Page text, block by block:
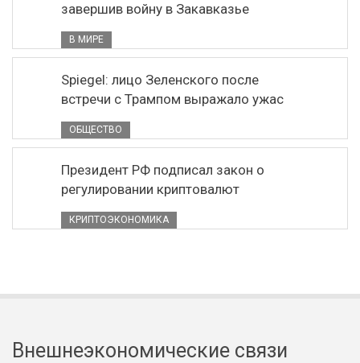
завершив войну в Закавказье
В МИРЕ
Spiegel: лицо Зеленского после
встречи с Трампом выражало ужас
ОБЩЕСТВО
Президент РФ подписал закон о
регулировании криптовалют
КРИПТОЭКОНОМИКА
Внешнеэкономические связи